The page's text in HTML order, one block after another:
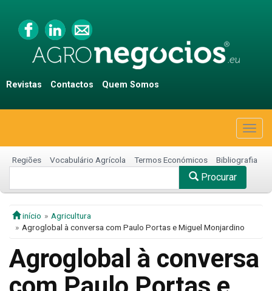
Revistas Contactos Quem Somos
Regiões Vocabulário Agrícola Termos Económicos Bibliografia
Procurar
início
Agricultura
Agroglobal à conversa com Paulo Portas e Miguel Monjardino
Agroglobal à conversa